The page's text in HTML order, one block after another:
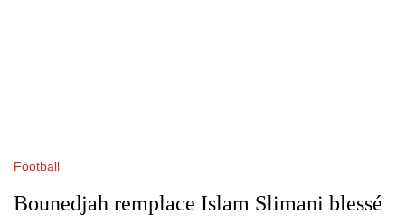
Football
Bounedjah remplace Islam Slimani blessé